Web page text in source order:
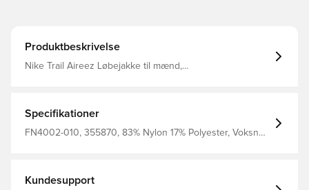
Produktbeskrivelse
Nike Trail Aireez Løbejakke til mænd,
Specifikationer
FN4002-010, 355870, 83% Nylon 17% Polyester, Voksne,
Kundesupport